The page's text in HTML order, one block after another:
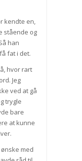
kendte en,
stående og
han
fat i det.
hvor rart
Jeg
ved at gå
trygle
bare
at kunne
med